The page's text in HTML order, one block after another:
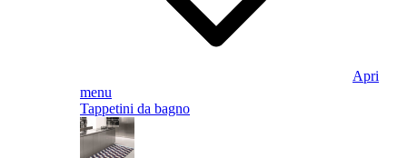
Apri
menu
Tappetini da bagno